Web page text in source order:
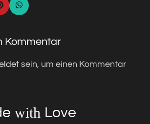
Kommentar
sein, um einen Kommentar
with Love